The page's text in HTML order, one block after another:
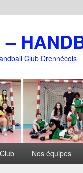
–
Club Drennécois
Nos équipes